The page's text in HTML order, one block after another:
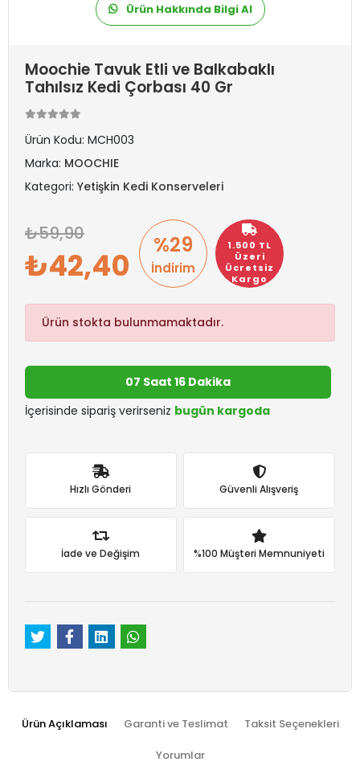
Ürün Hakkında Bilgi Al
Moochie Tavuk Etli ve Balkabaklı
Tahılsız Kedi Çorbası 40 Gr
Ürün Kodu: MCH003
Marka: MOOCHIE
Kategori: Yetişkin Kedi Konserveleri
1.500 TL
Üzeri
Ücretsiz
Kargo
%29
İndirim
59,90
42,40
Ürün stokta bulunmamaktadır.
07 Saat 16 Dakika
İçerisinde sipariş verirseniz bugün kargoda
Hızlı Gönderi Güvenli Alışveriş
İade ve Değişim %100 Müşteri Memnuniyeti
Ürün Açıklaması Garanti ve Teslimat Taksit Seçenekleri
Yorumlar